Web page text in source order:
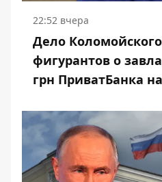
22:52 вчера
Дело
фигурантов о
грн ПриватБанка